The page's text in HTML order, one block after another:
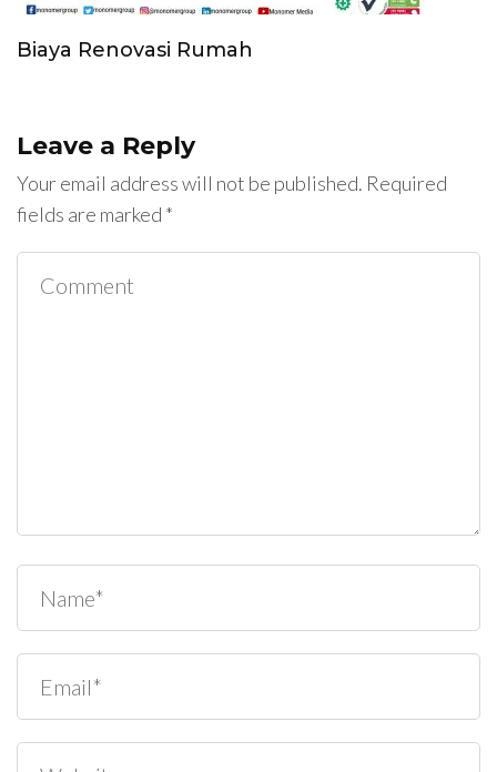
Biaya Renovasi Rumah
Leave a Reply
Your email address will not be published. Required
fields are marked *